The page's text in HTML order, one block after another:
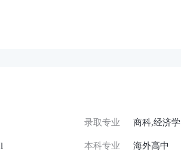
录取专业 商科,经济学
本科专业 海外高中